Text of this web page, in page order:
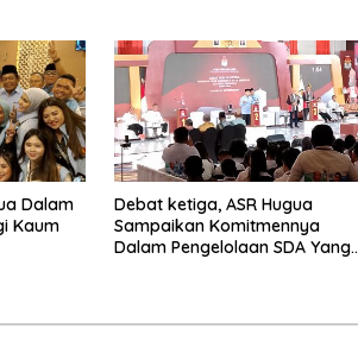
Dalam
Kaum
Debat ketiga, ASR Hugua
Sampaikan Komitmennya
Dalam Pengelolaan SDA Yang